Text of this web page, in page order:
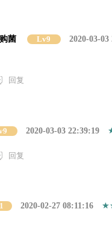
菌 Lv9
2020-03-03
回复
2020-03-03 22:39:19
回复
2020-02-27 08:11:16